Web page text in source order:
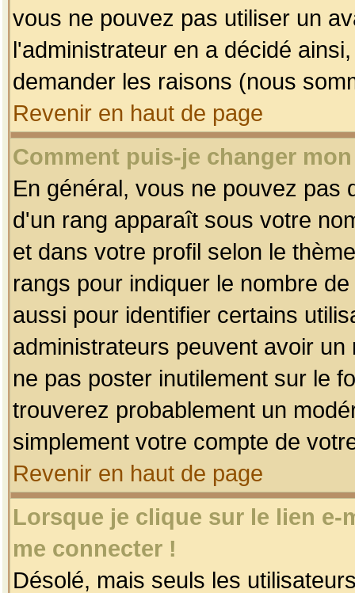
vous ne pouvez pas utiliser un
l'administrateur en a décidé
demander les raisons (nous
Revenir en haut de page
Comment puis-je changer
En général, vous ne pouvez pas
d'un rang apparaît sous votre
et dans votre profil selon le
rangs pour indiquer le nombre
aussi pour identifier certains
administrateurs peuvent avoir
ne pas poster inutilement sur le
trouverez probablement un
simplement votre compte de
Revenir en haut de page
Lorsque je clique sur le lien
me connecter !
Désolé, mais seuls les